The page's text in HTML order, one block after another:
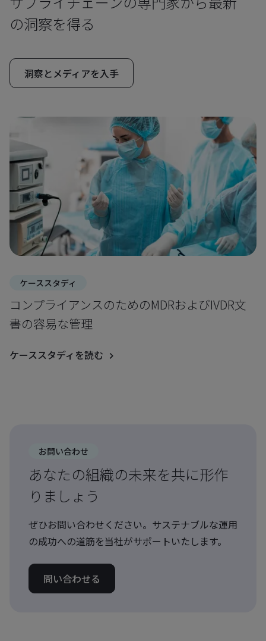
の洞察を得る
洞察とメディアを入手
ケーススタディ
コンプライアンスのためのMDRおよびIVDR文
書の容易な管理
ケーススタディを読む
お問い合わせ
あなたの組織の未来を共に形作
りましょう
ぜひお問い合わせください。サステナブルな運用
の成功への道筋を当社がサポートいたします。
問い合わせる